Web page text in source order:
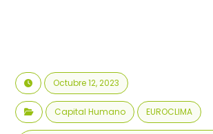
Octubre 12, 2023
Capital Humano EUROCLIMA